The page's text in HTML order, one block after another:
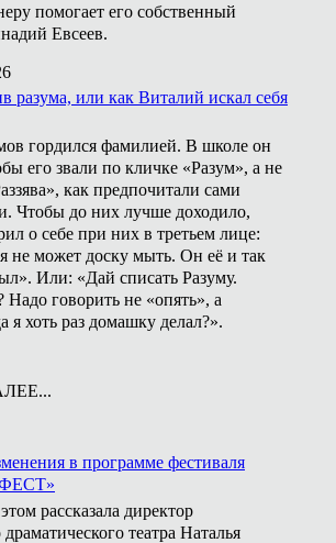
помогает его собственный
Евсеев.
разума, или как Виталий искал себя
гордился фамилией. В школе он
его звали по кличке «Разум», а не
как предпочитали сами
Чтобы до них лучше доходило,
о себе при них в третьем лице:
не может доску мыть. Он её и так
Или: «Дай списать Разуму.
Надо говорить не «опять», а
я хоть раз домашку делал?».
в программе фестиваля
ФЕСТ»
рассказала директор
театра Наталья